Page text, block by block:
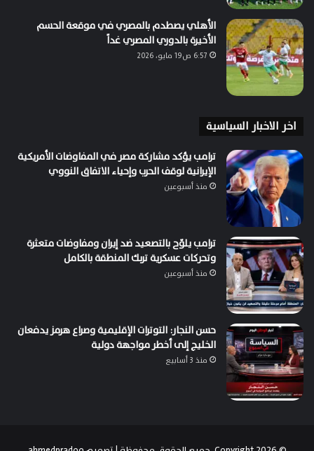
الأهلي يصطدم بالمصري في موقعة الحسم
الأخيرة بالدوري المصري غداً
6:57 ص19 مايو، 2026
اخر الاخبار السياسية
ترامب يؤكد مشاركة مصر في المفاوضات الأمريكية
الإيرانية لوقف الحرب وإحياء الاتفاق النووي
منذ أسبوعين
ترامب يلوّح بالتصعيد ضد إيران ومفاوضات متعثرة
وتحركات عسكرية تربك المنطقة بالكامل
منذ أسبوعين
حسن النجار: التوترات الإقليمية وصراع هرمز يدفعان
الخليج إلى أخطر مواجهة دولية
منذ 3 أسابيع